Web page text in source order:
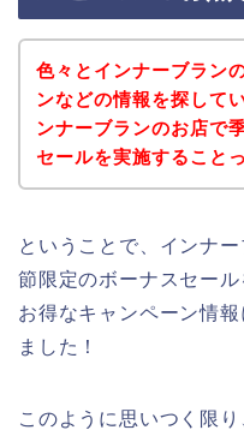
色々とインナーブラン
ンなどの情報を探して
ンナーブランのお店で
セールを実施すること
ということで、インナ
節限定のボーナスセール
お得なキャンペーン情
ました！
このように思いつく限